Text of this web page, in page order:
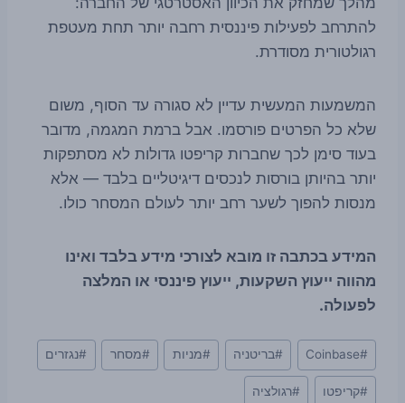
להתרחב לפעילות פיננסית רחבה יותר תחת מעטפת
רגולטורית מסודרת.
המשמעות המעשית עדיין לא סגורה עד הסוף, משום
שלא כל הפרטים פורסמו. אבל ברמת המגמה, מדובר
בעוד סימן לכך שחברות קריפטו גדולות לא מסתפקות
יותר בהיותן בורסות לנכסים דיגיטליים בלבד — אלא
מנסות להפוך לשער רחב יותר לעולם המסחר כולו.
המידע בכתבה זו מובא לצורכי מידע בלבד ואינו
מהווה ייעוץ השקעות, ייעוץ פיננסי או המלצה
לפעולה.
Post
Tags:
#
Coinbase
#בריטניה #מניות #מסחר #נגזרים
#קריפטו #רגולציה